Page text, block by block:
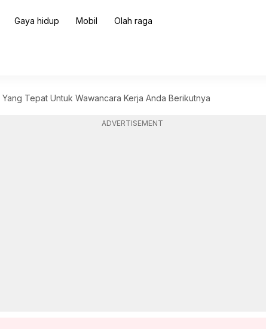
Gaya hidup Mobil Olah raga
Tepat Untuk Wawancara Kerja Anda Berikutnya
ADVERTISEMENT